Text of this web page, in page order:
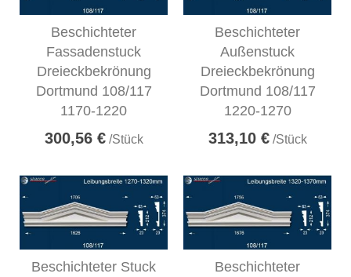
Beschichteter
Fassadenstuck
Dreieckbekrönung
Dortmund 108/117
1170-1220
300,56 €/Stück
Beschichteter
Außenstuck
Dreieckbekrönung
Dortmund 108/117
1220-1270
313,10 €/Stück
Beschichteter Stuck
Beschichteter